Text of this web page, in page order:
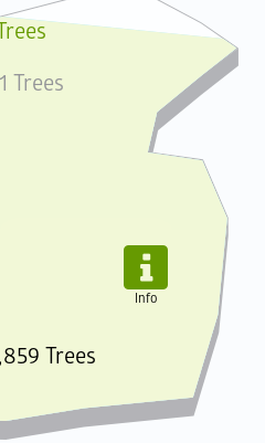
Trees
Trees

Info